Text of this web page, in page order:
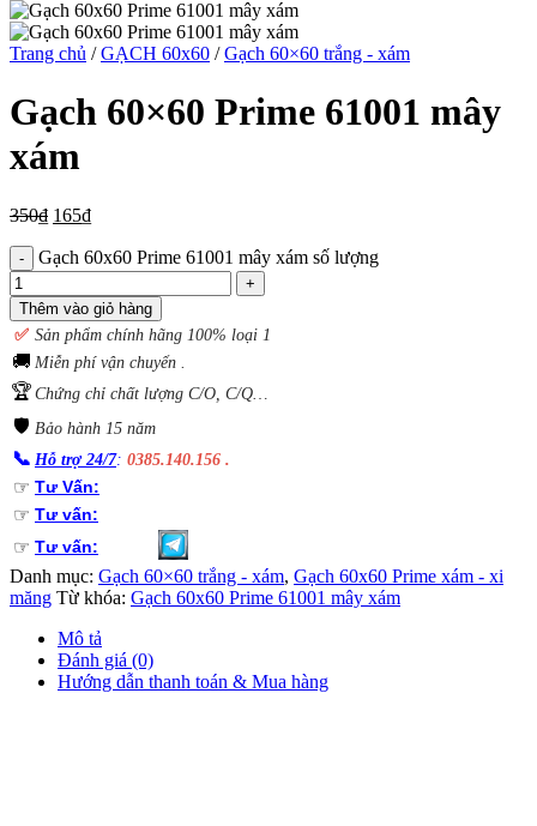
Trang chủ / GẠCH 60x60 / Gạch 60×60 trắng - xám
Gạch 60×60 Prime 61001 mây
xám
350₫ 165₫
Gạch 60x60 Prime 61001 mây xám số lượng
Thêm vào giỏ hàng
✅ Sản phẩm chính hãng 100% loại 1
🚚 Miễn phí vận chuyển .
🏆Chứng chỉ chất lượng C/O, C/Q…
🛡️ Bảo hành 15 năm
📞 Hỗ trợ 24/7: 0385.140.156 .
☞ Tư Vấn:
☞ Tư vấn:
☞ Tư vấn:
Danh mục: Gạch 60×60 trắng - xám, Gạch 60x60 Prime xám - xi
măng Từ khóa: Gạch 60x60 Prime 61001 mây xám
Mô tả
Đánh giá (0)
Hướng dẫn thanh toán & Mua hàng